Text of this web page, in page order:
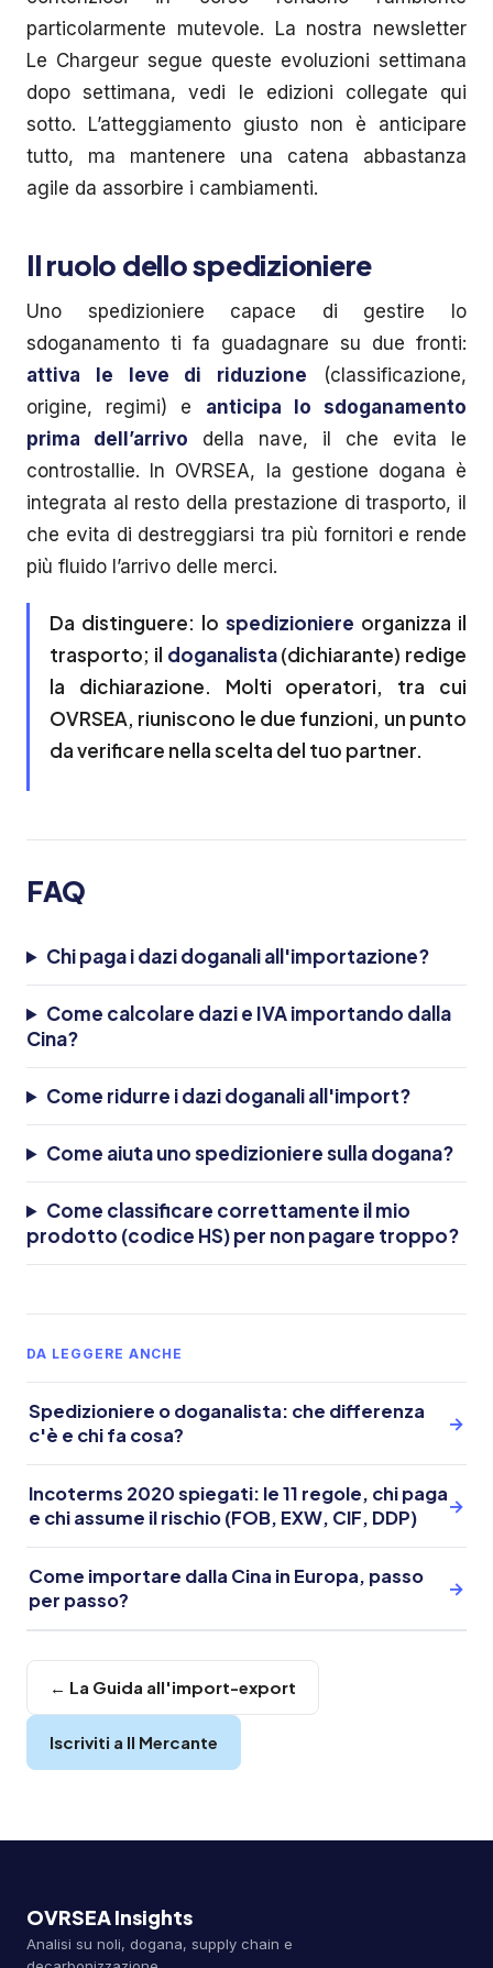
particolarmente mutevole. La nostra newsletter
Le Chargeur segue queste evoluzioni settimana
dopo settimana, vedi le edizioni collegate qui
sotto. L’atteggiamento giusto non è anticipare
tutto, ma mantenere una catena abbastanza
agile da assorbire i cambiamenti.
Il ruolo dello spedizioniere
Uno spedizioniere capace di gestire lo
sdoganamento ti fa guadagnare su due fronti:
attiva le leve di riduzione (classificazione,
origine, regimi) e anticipa lo sdoganamento
prima dell’arrivo della nave, il che evita le
controstallie. In OVRSEA, la gestione dogana è
integrata al resto della prestazione di trasporto, il
che evita di destreggiarsi tra più fornitori e rende
più fluido l’arrivo delle merci.
Da distinguere: lo spedizioniere organizza il
trasporto; il doganalista(dichiarante) redige
la dichiarazione. Molti operatori, tra cui
OVRSEA, riuniscono le due funzioni, un punto
da verificare nella scelta del tuo partner.
FAQ
Chi paga i dazi doganali all'importazione?
Come calcolare dazi e IVA importando dalla
Cina?
Come ridurre i dazi doganali all'import?
Come aiuta uno spedizioniere sulla dogana?
Come classificare correttamente il mio
prodotto (codice HS) per non pagare troppo?
DA LEGGERE ANCHE
Spedizioniere o doganalista: che differenza
c'è e chi fa cosa?
→
Incoterms 2020 spiegati: le 11 regole, chi paga
e chi assume il rischio (FOB, EXW, CIF, DDP)
→
Come importare dalla Cina in Europa, passo
per passo?
→
← La Guida all'import-export
Iscriviti a Il Mercante
OVRSEA Insights
Analisi su noli, dogana, supply chain e